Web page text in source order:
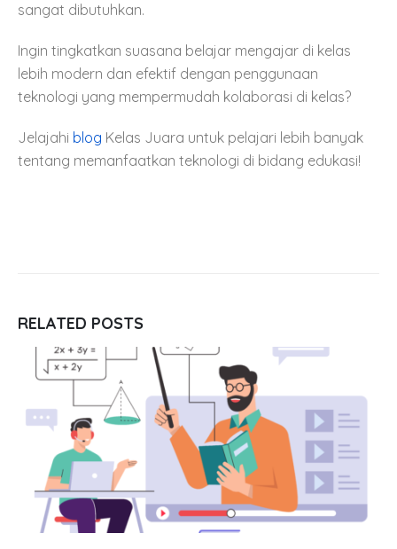
sangat dibutuhkan.
Ingin tingkatkan suasana belajar mengajar di kelas
lebih modern dan efektif dengan penggunaan
teknologi yang mempermudah kolaborasi di kelas?
Jelajahi blog Kelas Juara untuk pelajari lebih banyak
tentang memanfaatkan teknologi di bidang edukasi!
RELATED POSTS